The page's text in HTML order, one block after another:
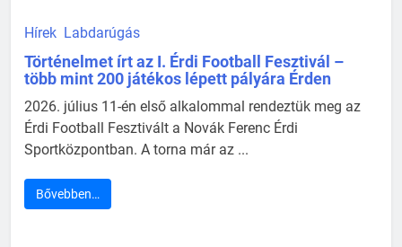
Hírek Labdarúgás
Történelmet írt az I. Érdi Football Fesztivál –
több mint 200 játékos lépett pályára Érden
2026. július 11-én első alkalommal rendeztük meg az
Érdi Football Fesztivált a Novák Ferenc Érdi
Sportközpontban. A torna már az ...
Bővebben…